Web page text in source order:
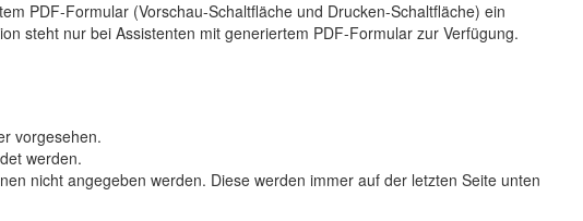
PDF-Formular (Vorschau-Schaltfläche und Drucken-Schaltfläche) ein
steht nur bei Assistenten mit generiertem PDF-Formular zur Verfügung.
vorgesehen.
werden.
nicht angegeben werden. Diese werden immer auf der letzten Seite unten